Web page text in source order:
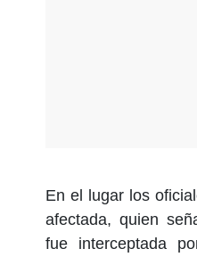
En el lugar los
afectada, quien
fue interceptada